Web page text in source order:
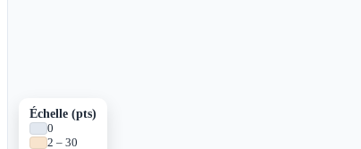
Échelle (pts)
0
2 – 30